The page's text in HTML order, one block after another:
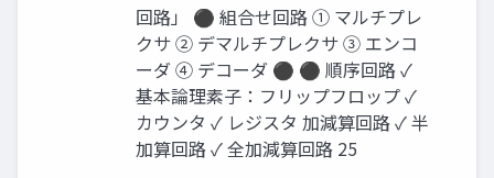
回路」 ⚫ 組合せ回路 ① マルチプレ
クサ ② デマルチプレクサ ③ エンコ
ーダ ④ デコーダ ⚫ ⚫ 順序回路 ✓
基本論理素子：フリップフロップ ✓
カウンタ ✓ レジスタ 加減算回路 ✓ 半
加算回路 ✓ 全加減算回路 25